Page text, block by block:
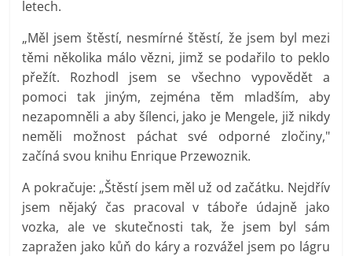
letech.
„Měl jsem štěstí, nesmírné štěstí, že jsem byl mezi
těmi několika málo vězni, jimž se podařilo to peklo
přežít. Rozhodl jsem se všechno vypovědět a
pomoci tak jiným, zejména těm mladším, aby
nezapomněli a aby šílenci, jako je Mengele, již nikdy
neměli možnost páchat své odporné zločiny,"
začíná svou knihu Enrique Przewoznik.
A pokračuje: „Štěstí jsem měl už od začátku. Nejdřív
jsem nějaký čas pracoval v táboře údajně jako
vozka, ale ve skutečnosti tak, že jsem byl sám
zapražen jako kůň do káry a rozvážel jsem po lágru